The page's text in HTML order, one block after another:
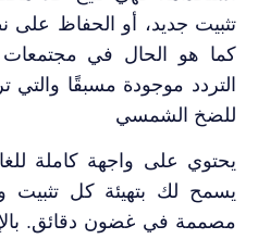
تثبيت جديد، أو الحفاظ على
كما هو الحال في مجتمعات
التردد موجودة مسبقًا
للضخ الشمسي
يحتوي على واجهة كاملة
يسمح لك بتهيئة كل تثبيت
مصممة في غضون دقائق.